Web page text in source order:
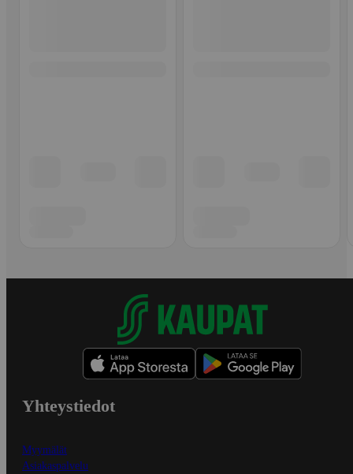
Yhteystiedot
Myymälät
Asiakaspalvelu